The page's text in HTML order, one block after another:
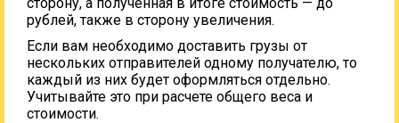
рублей, также в сторону увеличения.
Если вам необходимо доставить грузы от
нескольких отправителей одному получателю, то
каждый из них будет оформляться отдельно.
Учитывайте это при расчете общего веса и
стоимости.